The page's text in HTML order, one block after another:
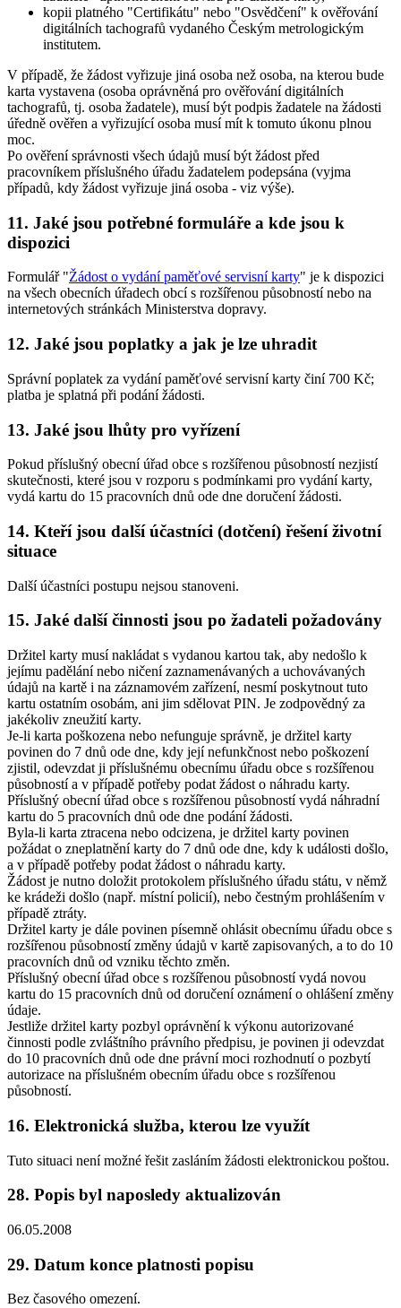
kopii platného "Certifikátu" nebo "Osvědčení" k ověřování
digitálních tachografů vydaného Českým metrologickým
institutem.
V případě, že žádost vyřizuje jiná osoba než osoba, na kterou bude
karta vystavena (osoba oprávněná pro ověřování digitálních
tachografů, tj. osoba žadatele), musí být podpis žadatele na žádosti
úředně ověřen a vyřizující osoba musí mít k tomuto úkonu plnou
moc.
Po ověření správnosti všech údajů musí být žádost před
pracovníkem příslušného úřadu žadatelem podepsána (vyjma
případů, kdy žádost vyřizuje jiná osoba - viz výše).
11. Jaké jsou potřebné formuláře a kde jsou k
dispozici
Formulář "Žádost o vydání paměťové servisní karty" je k dispozici
na všech obecních úřadech obcí s rozšířenou působností nebo na
internetových stránkách Ministerstva dopravy.
12. Jaké jsou poplatky a jak je lze uhradit
Správní poplatek za vydání paměťové servisní karty činí 700 Kč;
platba je splatná při podání žádosti.
13. Jaké jsou lhůty pro vyřízení
Pokud příslušný obecní úřad obce s rozšířenou působností nezjistí
skutečnosti, které jsou v rozporu s podmínkami pro vydání karty,
vydá kartu do 15 pracovních dnů ode dne doručení žádosti.
14. Kteří jsou další účastníci (dotčení) řešení životní
situace
Další účastníci postupu nejsou stanoveni.
15. Jaké další činnosti jsou po žadateli požadovány
Držitel karty musí nakládat s vydanou kartou tak, aby nedošlo k
jejímu padělání nebo ničení zaznamenávaných a uchovávaných
údajů na kartě i na záznamovém zařízení, nesmí poskytnout tuto
kartu ostatním osobám, ani jim sdělovat PIN. Je zodpovědný za
jakékoliv zneužití karty.
Je-li karta poškozena nebo nefunguje správně, je držitel karty
povinen do 7 dnů ode dne, kdy její nefunkčnost nebo poškození
zjistil, odevzdat ji příslušnému obecnímu úřadu obce s rozšířenou
působností a v případě potřeby podat žádost o náhradu karty.
Příslušný obecní úřad obce s rozšířenou působností vydá náhradní
kartu do 5 pracovních dnů ode dne podání žádosti.
Byla-li karta ztracena nebo odcizena, je držitel karty povinen
požádat o zneplatnění karty do 7 dnů ode dne, kdy k události došlo,
a v případě potřeby podat žádost o náhradu karty.
Žádost je nutno doložit protokolem příslušného úřadu státu, v němž
ke krádeži došlo (např. místní policií), nebo čestným prohlášením v
případě ztráty.
Držitel karty je dále povinen písemně ohlásit obecnímu úřadu obce s
rozšířenou působností změny údajů v kartě zapisovaných, a to do 10
pracovních dnů od vzniku těchto změn.
Příslušný obecní úřad obce s rozšířenou působností vydá novou
kartu do 15 pracovních dnů od doručení oznámení o ohlášení změny
údaje.
Jestliže držitel karty pozbyl oprávnění k výkonu autorizované
činnosti podle zvláštního právního předpisu, je povinen ji odevzdat
do 10 pracovních dnů ode dne právní moci rozhodnutí o pozbytí
autorizace na příslušném obecním úřadu obce s rozšířenou
působností.
16. Elektronická služba, kterou lze využít
Tuto situaci není možné řešit zasláním žádosti elektronickou poštou.
28. Popis byl naposledy aktualizován
06.05.2008
29. Datum konce platnosti popisu
Bez časového omezení.